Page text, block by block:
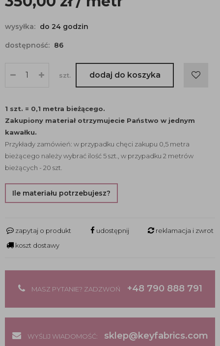
wysyłka: do 24 godzin
dostępność: 86
szt. dodaj do koszyka
1 szt. = 0,1 metra bieżącego.
Zakupiony materiał otrzymujecie Państwo w jednym
kawałku.
Przykłady zamówień: w przypadku chęci zakupu 0,5 metra
bieżącego należy wybrać ilość 5 szt., w przypadku 2 metrów
bieżących - 20 szt.
Ile materiału potrzebujesz?
zapytaj o produkt udostępnij
reklamacja i zwrot
koszt dostawy
MASZ PYTANIE? ZADZWOŃ +48 790 888 791
WYŚLIJ WIADOMOŚĆ: sklep@keyfabrics.com